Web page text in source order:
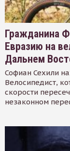
Гражданина
Евразию на
Дальнем
Софиан Сехили
Велосипедист,
скорости
незаконном